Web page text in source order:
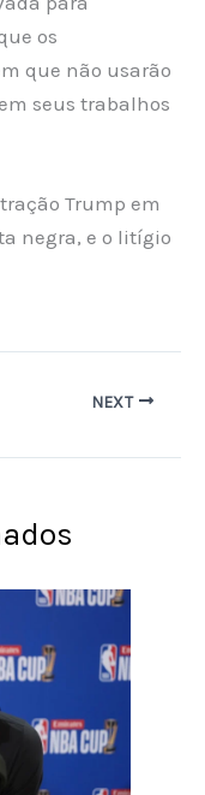
os
que não usarão
seus trabalhos
Trump em
negra, e o litígio
NEXT